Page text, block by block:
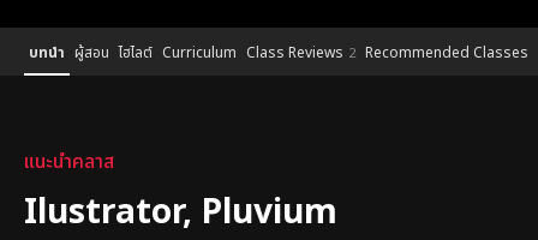
Details
Configuration Information Shortcuts
บทนำ ผู้สอน ไฮไลต์ Curriculum Class Reviews 2 Recommended Classes
แนะนำคลาส
Ilustrator, Pluvium